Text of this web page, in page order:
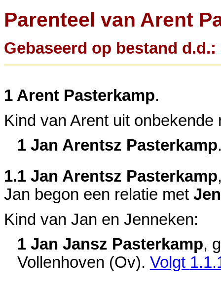
Parenteel van Arent
Gebaseerd op bestand
1 Arent Pasterkamp.
Kind van Arent uit onbekende
1 Jan Arentsz Pasterkamp
1.1 Jan Arentsz Pasterkamp
Jan begon een relatie met
Kind van Jan en Jenneken:
1 Jan Jansz Pasterkamp,
Vollenhoven (Ov). Volgt